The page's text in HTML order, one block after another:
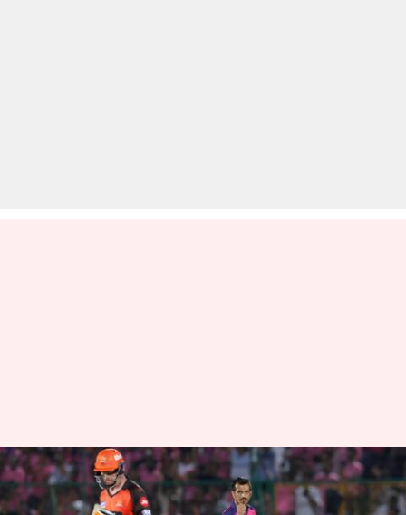
RR बनाम SRH: युजवेंद्र चहल ने
झटके 4 विकेट, जानिए उनके आंकड़े